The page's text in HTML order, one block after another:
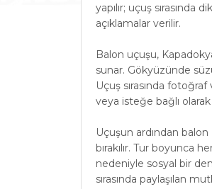
yapılır; uçuş
açıklamalar verilir.
Balon uçuşu,
sunar. Gökyüzünde
Uçuş sırasında
veya isteğe bağlı
Uçuşun ardından
bırakılır. Tur boyunca
nedeniyle sosyal bir
sırasında paylaşılan